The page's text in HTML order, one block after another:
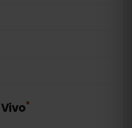
Vivo*